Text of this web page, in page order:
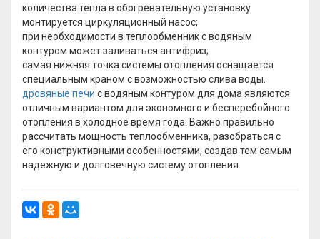
количества тепла в обогревательную установку
монтируется циркуляционный насос;
при необходимости в теплообменник с водяным
контуром может заливаться антифриз;
самая нижняя точка системы отопления оснащается
специальным краном с возможностью слива воды.
дровяные печи с водяным контуром для дома являются
отличным вариантом для экономного и бесперебойного
отопления в холодное время года. Важно правильно
рассчитать мощность теплообменника, разобраться с
его конструктивными особенностями, создав тем самым
надежную и долговечную систему отопления.